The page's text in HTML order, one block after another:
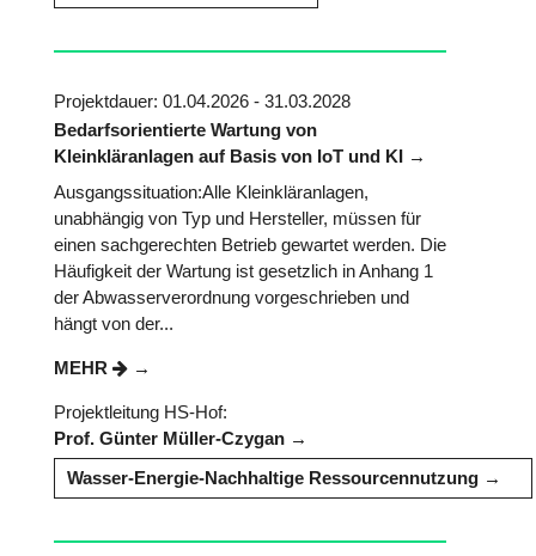
Projektdauer: 01.04.2026 - 31.03.2028
Bedarfsorientierte Wartung von
Kleinkläranlagen auf Basis von IoT und KI
Ausgangssituation:Alle Kleinkläranlagen,
unabhängig von Typ und Hersteller, müssen für
einen sachgerechten Betrieb gewartet werden. Die
Häufigkeit der Wartung ist gesetzlich in Anhang 1
der Abwasserverordnung vorgeschrieben und
hängt von der...
MEHR
Projektleitung HS-Hof:
Prof. Günter Müller-Czygan
Wasser-Energie-Nachhaltige Ressourcennutzung